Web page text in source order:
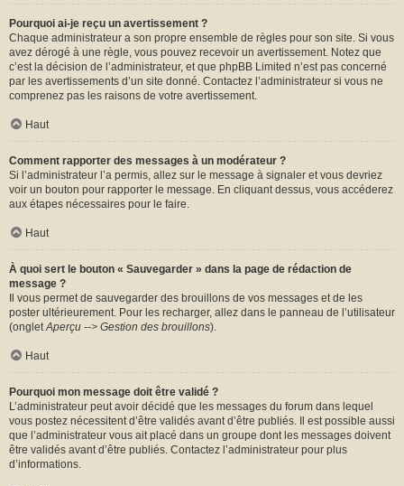
Pourquoi ai-je reçu un avertissement ?
Chaque administrateur a son propre ensemble de règles pour son site. Si vous
avez dérogé à une règle, vous pouvez recevoir un avertissement. Notez que
c’est la décision de l’administrateur, et que phpBB Limited n’est pas concerné
par les avertissements d’un site donné. Contactez l’administrateur si vous ne
comprenez pas les raisons de votre avertissement.
Haut
Comment rapporter des messages à un modérateur ?
Si l’administrateur l’a permis, allez sur le message à signaler et vous devriez
voir un bouton pour rapporter le message. En cliquant dessus, vous accéderez
aux étapes nécessaires pour le faire.
Haut
À quoi sert le bouton « Sauvegarder » dans la page de rédaction de
message ?
Il vous permet de sauvegarder des brouillons de vos messages et de les
poster ultérieurement. Pour les recharger, allez dans le panneau de l’utilisateur
(ongletAperçu --> Gestion des brouillons).
Haut
Pourquoi mon message doit être validé ?
L’administrateur peut avoir décidé que les messages du forum dans lequel
vous postez nécessitent d’être validés avant d’être publiés. Il est possible aussi
que l’administrateur vous ait placé dans un groupe dont les messages doivent
être validés avant d’être publiés. Contactez l’administrateur pour plus
d’informations.